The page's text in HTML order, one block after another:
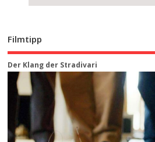
Filmtipp
Der Klang der Stradivari